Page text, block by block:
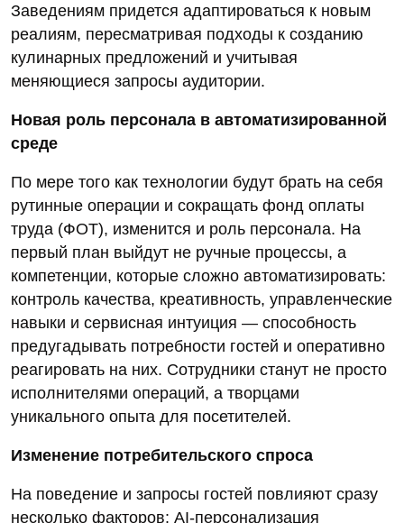
Заведениям придется адаптироваться к новым
реалиям, пересматривая подходы к созданию
кулинарных предложений и учитывая
меняющиеся запросы аудитории.
Новая роль персонала в автоматизированной
среде
По мере того как технологии будут брать на себя
рутинные операции и сокращать фонд оплаты
труда (ФОТ), изменится и роль персонала. На
первый план выйдут не ручные процессы, а
компетенции, которые сложно автоматизировать:
контроль качества, креативность, управленческие
навыки и сервисная интуиция — способность
предугадывать потребности гостей и оперативно
реагировать на них. Сотрудники станут не просто
исполнителями операций, а творцами
уникального опыта для посетителей.
Изменение потребительского спроса
На поведение и запросы гостей повлияют сразу
несколько факторов: AI‑персонализация